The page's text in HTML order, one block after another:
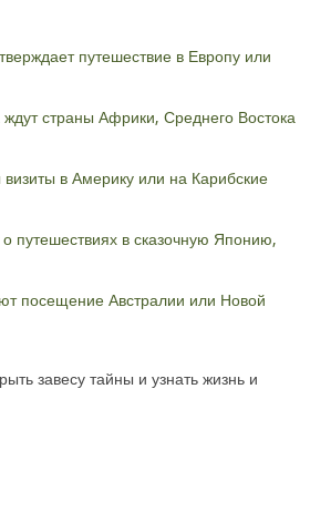
путешествие в Европу или
страны Африки, Среднего Востока
в Америку или на Карибские
путешествиях в сказочную Японию,
посещение Австралии или Новой
завесу тайны и узнать жизнь и